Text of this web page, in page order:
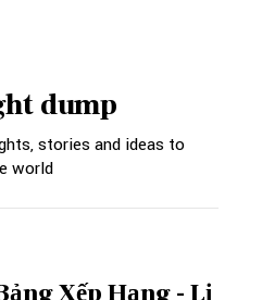
dump
stories and ideas to
world
Xếp Hạng - Lị